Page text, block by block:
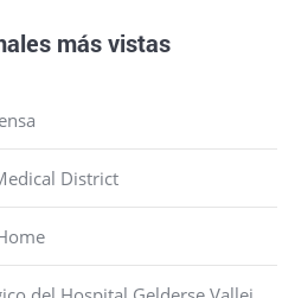
más vistas
District